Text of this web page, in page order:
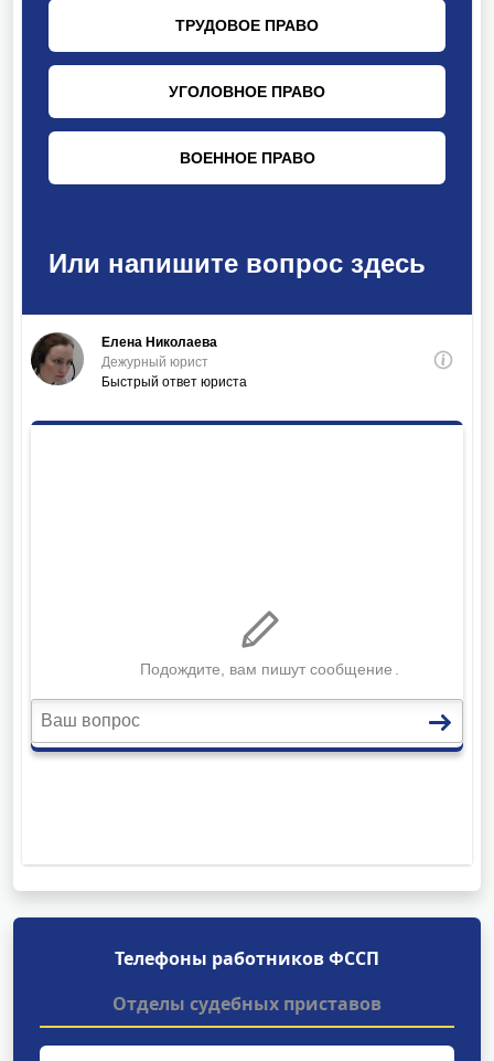
Телефоны работников ФССП
Отделы судебных приставов